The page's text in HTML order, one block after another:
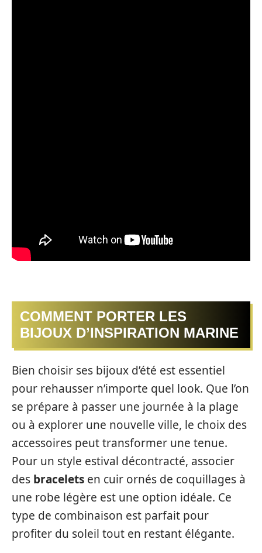
COMMENT PORTER LES
BIJOUX D’INSPIRATION MARINE
Bien choisir ses bijoux d’été est essentiel
pour rehausser n’importe quel look. Que l’on
se prépare à passer une journée à la plage
ou à explorer une nouvelle ville, le choix des
accessoires peut transformer une tenue.
Pour un style estival décontracté, associer
des bracelets en cuir ornés de coquillages à
une robe légère est une option idéale. Ce
type de combinaison est parfait pour
profiter du soleil tout en restant élégante.